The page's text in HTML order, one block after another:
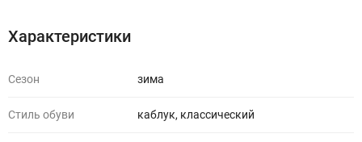
Характеристики
Сезон зима
Стиль обуви каблук, классический